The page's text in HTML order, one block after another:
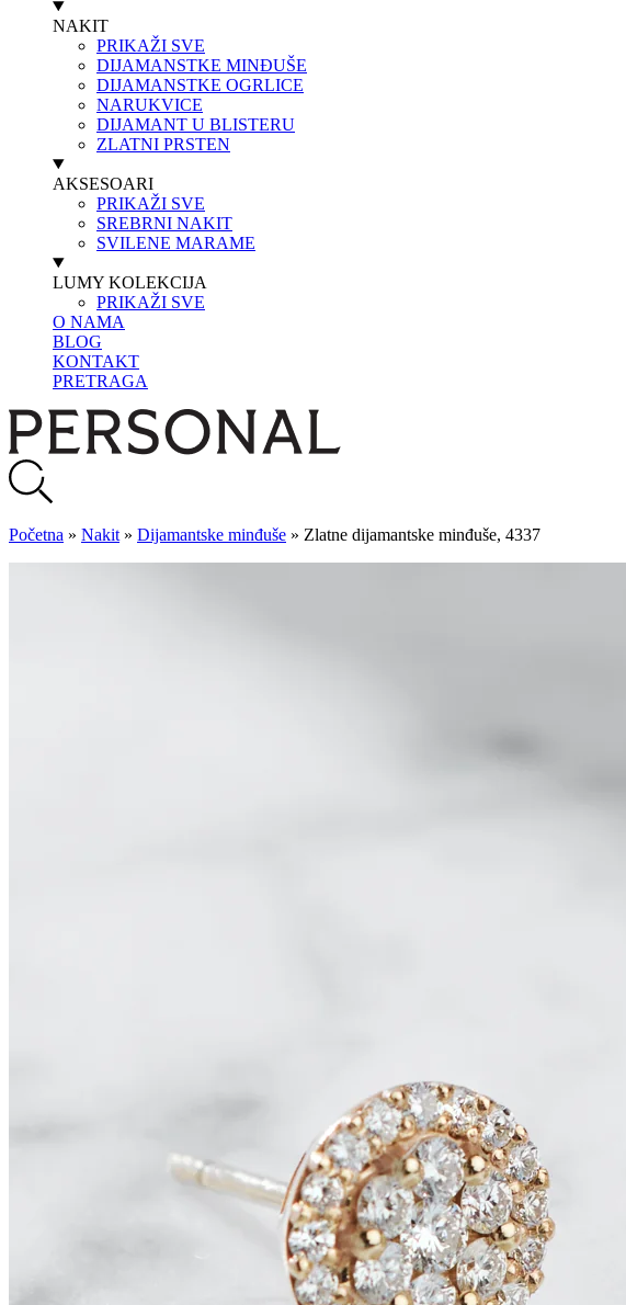
NAKIT
PRIKAŽI SVE
DIJAMANSTKE MINĐUŠE
DIJAMANSTKE OGRLICE
NARUKVICE
DIJAMANT U BLISTERU
ZLATNI PRSTEN
AKSESOARI
PRIKAŽI SVE
SREBRNI NAKIT
SVILENE MARAME
LUMY KOLEKCIJA
PRIKAŽI SVE
O NAMA
BLOG
KONTAKT
PRETRAGA
Početna » Nakit » Dijamantske minđuše » Zlatne dijamantske minđuše, 4337